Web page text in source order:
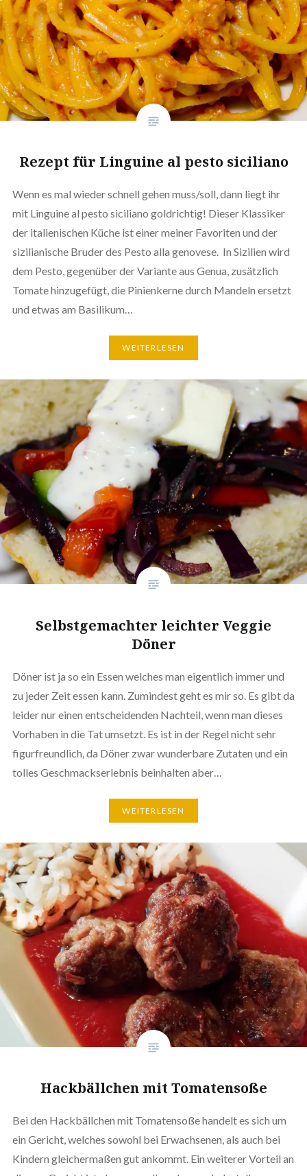
Rezept für Linguine al pesto siciliano
Wenn es mal wieder schnell gehen muss/soll, dann liegt ihr
mit Linguine al pesto siciliano gold­rich­tig! Dieser Klassiker
der ita­lie­ni­schen Küche ist einer meiner Favoriten und der
sizi­lia­ni­sche Bruder des Pesto alla genovese. In Sizilien wird
dem Pesto, gegenüber der Variante aus Genua, zusätz­lich
Tomate hin­zu­ge­fügt, die Pini­en­ker­ne durch Mandeln ersetzt
und etwas am Basilikum…
WEI­TER­LE­SEN
Selbst­ge­mach­ter leichter Veggie
Döner
Döner ist ja so ein Essen welches man eigent­lich immer und
zu jeder Zeit essen kann. Zumindest geht es mir so. Es gibt da
leider nur einen ent­schei­den­den Nachteil, wenn man dieses
Vorhaben in die Tat umsetzt. Es ist in der Regel nicht sehr
figur­freund­lich, da Döner zwar wun­der­ba­re Zutaten und ein
tolles Geschmacks­er­leb­nis beinhal­ten aber…
WEI­TER­LE­SEN
Hack­bäll­chen mit Tomatensoße
Bei den Hack­bäll­chen mit Toma­ten­so­ße handelt es sich um
ein Gericht, welches sowohl bei Erwach­se­nen, als auch bei
Kindern glei­cher­ma­ßen gut ankommt. Ein weiterer Vorteil an